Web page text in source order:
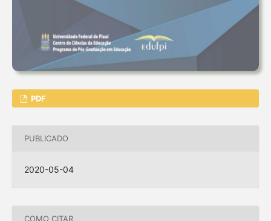
PDF
PUBLICADO
2020-05-04
COMO CITAR